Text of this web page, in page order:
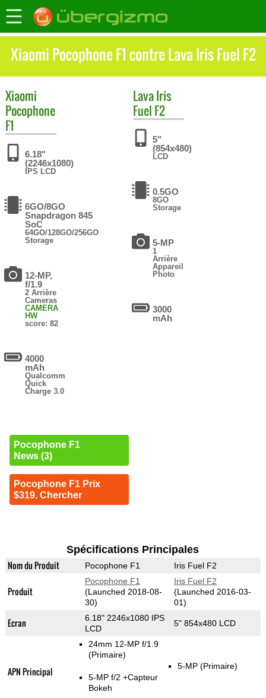
Xiaomi Pocophone F1 contre Lava Iris Fuel F2
Xiaomi
Pocophone
F1
6.18"
(2246x1080)
IPS LCD
6GO/8GO
Snapdragon 845
SoC
64GO/128GO/256GO
Storage
12-MP,
f/1.9
2 Arrière
Cameras
CAMERA
HW
score: 82
4000
mAh
Qualcomm
Quick
Charge 3.0
Pocophone F1
News (3)
Pocophone F1 Prix
$319. Chercher
LavaIris
Fuel F2
5"
(854x480)
LCD
0.5GO
8GO
Storage
5-MP
1
Arrière
Appareil
Photo
3000
mAh
Spécifications Principales
Nom du Produit Pocophone F1 Iris Fuel F2
Produit
Pocophone F1
(Launched 2018-08-
30)
Iris Fuel F2
(Launched 2016-03-
01)
Ecran
6.18" 2246x1080 IPS
LCD
5" 854x480 LCD
APN Principal
24mm 12-MP f/1.9
(Primaire)
5-MP f/2 +Capteur
Bokeh
5-MP (Primaire)